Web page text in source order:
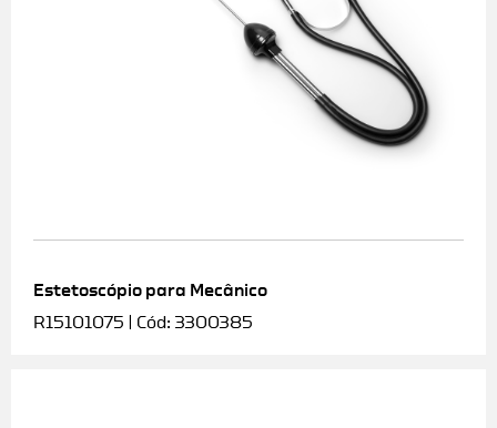
Estetoscópio para Mecânico
R15101075 | Cód: 3300385